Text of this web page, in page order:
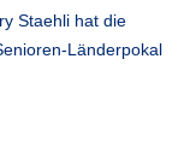
Staehli hat die
Länderpokal